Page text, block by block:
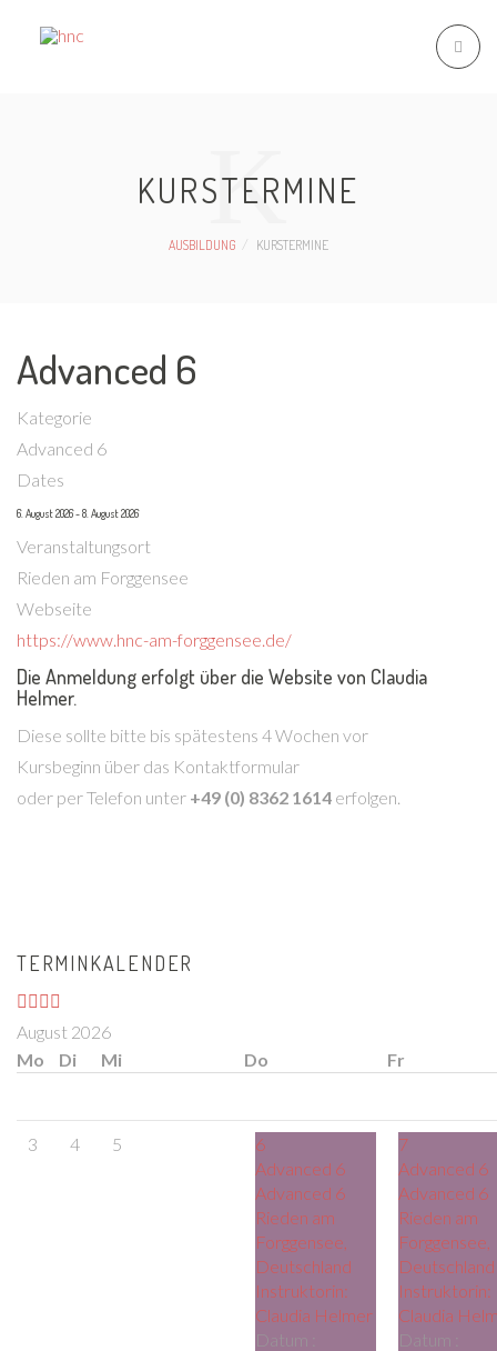
K
KURSTERMINE
AUSBILDUNG KURSTERMINE
Advanced 6
Kategorie
Advanced 6
Dates
6. August 2026-8. August 2026
Veranstaltungsort
Rieden am Forggensee
Webseite
https://www.hnc-am-forggensee.de/
Die Anmeldung erfolgt über die Website von Claudia
Helmer.
Diese sollte bitte bis spätestens 4 Wochen vor
Kursbeginn über das Kontaktformular
oder per Telefon unter +49 (0) 8362 1614 erfolgen.
TERMINKALENDER
Jahr
Monat
Jahr
Monat
August 2026
Mo
Di Mi Do Fr
3 4 5
6
Advanced 6
Advanced 6
Rieden am
Forggensee,
Deutschland
Instruktorin:
Claudia Helmer
Datum :
7
Advanced 6
Advanced 6
Rieden am
Forggensee,
Deutschland
Instruktorin:
Claudia
Datum :